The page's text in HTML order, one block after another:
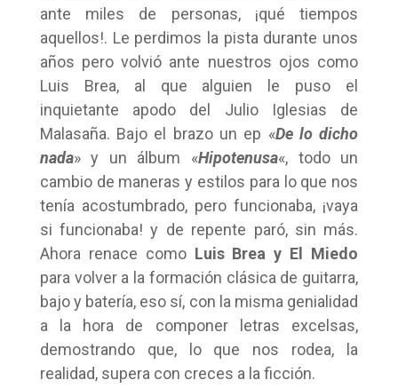
ante miles de personas, ¡qué tiempos
aquellos!. Le perdimos la pista durante unos
años pero volvió ante nuestros ojos como
Luis Brea, al que alguien le puso el
inquietante apodo del Julio Iglesias de
Malasaña. Bajo el brazo un ep «De lo dicho
nada» y un álbum «Hipotenusa«, todo un
cambio de maneras y estilos para lo que nos
tenía acostumbrado, pero funcionaba, ¡vaya
si funcionaba! y de repente paró, sin más.
Ahora renace como Luis Brea y El Miedo
para volver a la formación clásica de guitarra,
bajo y batería, eso sí, con la misma genialidad
a la hora de componer letras excelsas,
demostrando que, lo que nos rodea, la
realidad, supera con creces a la ficción.